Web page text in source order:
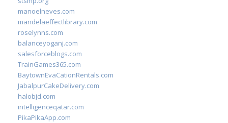
manoelneves.com
mandelaeffectlibrary.com
roselynns.com
balanceyoganj.com
salesforceblogs.com
TrainGames365.com
BaytownEvaCationRentals.com
JabalpurCakeDelivery.com
halobjd.com
intelligenceqatar.com
PikaPikaApp.com